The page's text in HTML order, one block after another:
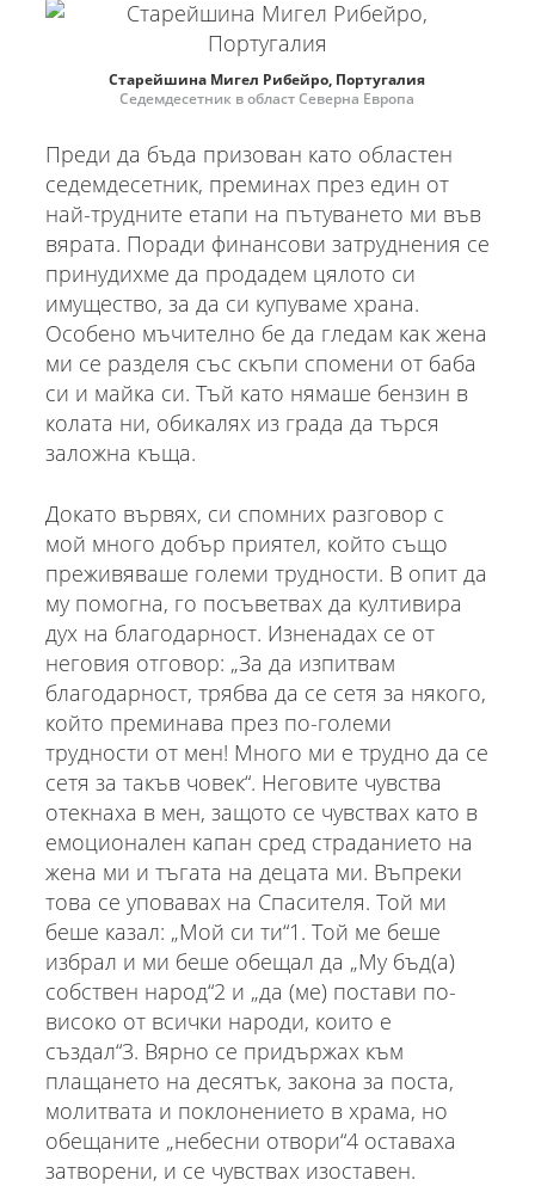
Старейшина Мигел Рибейро, Португалия
Седемдесетник в област Северна Европа
Преди да бъда призован като областен
седемдесетник, преминах през един от
най-трудните етапи на пътуването ми във
вярата. Поради финансови затруднения се
принудихме да продадем цялото си
имущество, за да си купуваме храна.
Особено мъчително бе да гледам как жена
ми се разделя със скъпи спомени от баба
си и майка си. Тъй като нямаше бензин в
колата ни, обикалях из града да търся
заложна къща.
Докато вървях, си спомних разговор с
мой много добър приятел, който също
преживяваше големи трудности. В опит да
му помогна, го посъветвах да култивира
дух на благодарност. Изненадах се от
неговия отговор: „За да изпитвам
благодарност, трябва да се сетя за някого,
който преминава през по-големи
трудности от мен! Много ми е трудно да се
сетя за такъв човек“. Неговите чувства
отекнаха в мен, защото се чувствах като в
емоционален капан сред страданието на
жена ми и тъгата на децата ми. Въпреки
това се уповавах на Спасителя. Той ми
беше казал: „Мой си ти“1. Той ме беше
избрал и ми беше обещал да „Му бъд(а)
собствен народ“2 и „да (ме) постави по-
високо от всички народи, които е
създал“3. Вярно се придържах към
плащането на десятък, закона за поста,
молитвата и поклонението в храма, но
обещаните „небесни отвори“4 оставаха
затворени, и се чувствах изоставен.